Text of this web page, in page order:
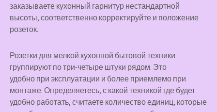
заказываете кухонный гарнитур нестандартной
высоты, соответственно корректируйте и положение
розеток.
Розетки для мелкой кухонной бытовой техники
группируют по три-четыре штуки рядом. Это
удобно при эксплуатации и более приемлемо при
монтаже. Определяетесь, с какой техникой где будет
удобно работать, считаете количество единиц, которые